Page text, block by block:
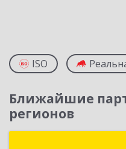
ISO
Ближайшие
регионов